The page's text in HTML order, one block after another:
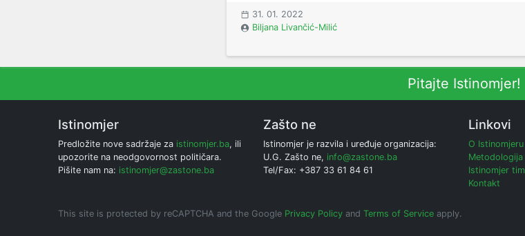
31. 01. 2022
Biljana Livančić-Milić
Pitajte Istinomjer!
Istinomjer
Predložite nove sadržaje za istinomjer.ba, ili
upozorite na neodgovornost političara.
Pišite nam na: istinomjer@zastone.ba
Zašto ne
Istinomjer je razvila i uređuje organizacija:
U.G. Zašto ne, info@zastone.ba
Tel/Fax: +387 33 61 84 61
Linkovi
O Istinomjeru
Metodologija
Istinomjer tim
Kontakt
This site is protected by reCAPTCHA and the Google Privacy Policy and Terms of Service apply.